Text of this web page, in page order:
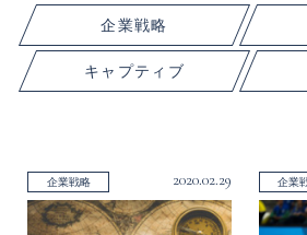
企業戦略
キャプティブ
企業戦略 2020.02.29 企業